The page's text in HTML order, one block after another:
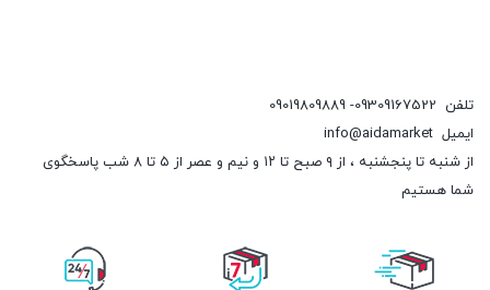
تلفن 09309167522- 09019809889
ایمیل info@aidamarket
از شنبه تا پنجشنبه ، از ۹ صبح تا ۱۲ و نیم و عصر از ۵ تا ۸ شب پاسخگوی
شما هستیم